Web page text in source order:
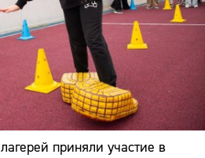
приняли участие в